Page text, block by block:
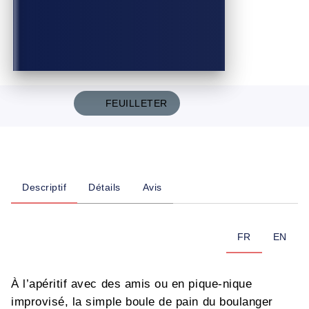
FEUILLETER
Descriptif Détails Avis
FR EN
À l’apéritif avec des amis ou en pique-nique
improvisé, la simple boule de pain du boulanger